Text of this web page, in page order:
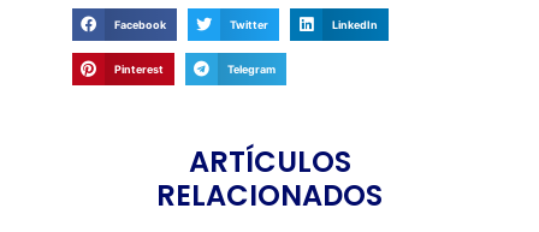
Facebook Twitter LinkedIn
Pinterest Telegram
ARTÍCULOS
RELACIONADOS